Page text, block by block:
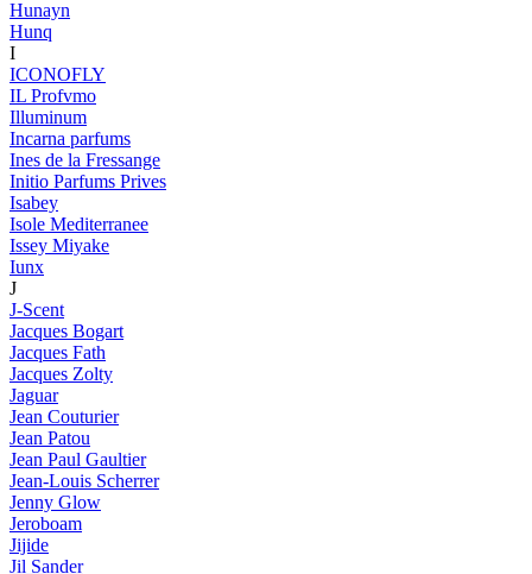
Hunayn
Hunq
I
ICONOFLY
IL Profvmo
Illuminum
Incarna parfums
Ines de la Fressange
Initio Parfums Prives
Isabey
Isole Mediterranee
Issey Miyake
Iunx
J
J-Scent
Jacques Bogart
Jacques Fath
Jacques Zolty
Jaguar
Jean Couturier
Jean Patou
Jean Paul Gaultier
Jean-Louis Scherrer
Jenny Glow
Jeroboam
Jijide
Jil Sander